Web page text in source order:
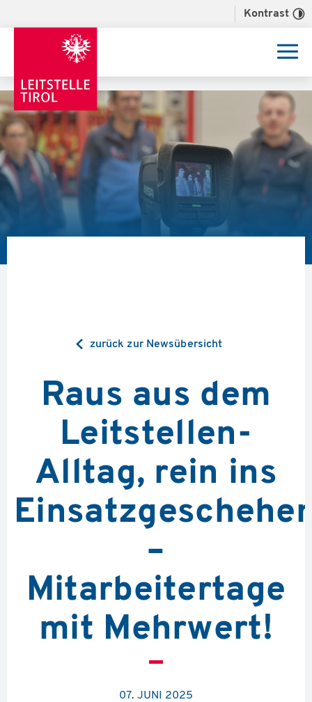
Kontrast
zurück zur Newsübersicht
Raus aus dem
Leitstellen-
Alltag, rein ins
–
Mitarbeitertage
mit Mehrwert!
07. JUNI 2025